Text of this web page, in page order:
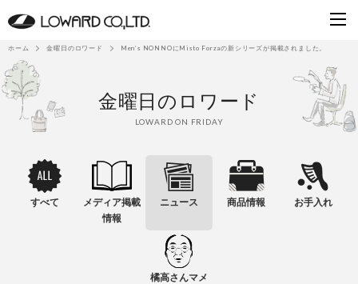
ホーム 金曜日のロワード Men’s NONNOにMisto Forzaの新シリーズが掲載されました。
金曜日のロワード
LOWARD ON FRIDAY
すべて
メディア掲載
情報
ニュース 商品情報 お手入れ
橘高さんマメ